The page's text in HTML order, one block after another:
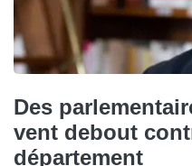
Des
vent debout
département